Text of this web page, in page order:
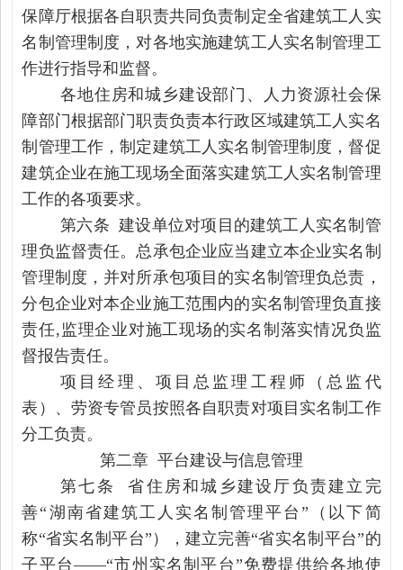
保障厅根据各自职责共同负责制定全省建筑工人实
名制管理制度，对各地实施建筑工人实名制管理工
作进行指导和监督。
各地住房和城乡建设部门、人力资源社会保
障部门根据部门职责负责本行政区域建筑工人实名
制管理工作，制定建筑工人实名制管理制度，督促
建筑企业在施工现场全面落实建筑工人实名制管理
工作的各项要求。
第六条 建设单位对项目的建筑工人实名制管
理负监督责任。总承包企业应当建立本企业实名制
管理制度，并对所承包项目的实名制管理负总责，
分包企业对本企业施工范围内的实名制管理负直接
责任,监理企业对施工现场的实名制落实情况负监
督报告责任。
项目经理、项目总监理工程师（总监代
表）、劳资专管员按照各自职责对项目实名制工作
分工负责。
第二章 平台建设与信息管理
第七条 省住房和城乡建设厅负责建立完
善“湖南省建筑工人实名制管理平台”（以下简
称“省实名制平台”），建立完善“省实名制平台”的
子平台——“市州实名制平台”免费提供给各地使